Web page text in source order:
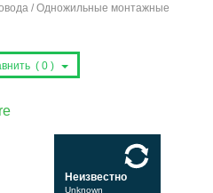
/ Одножильные монтажные
( 0 )